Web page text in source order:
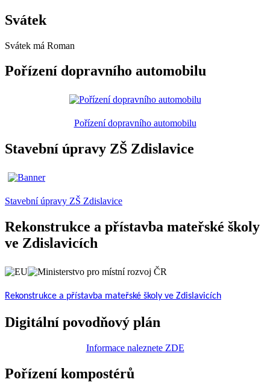
Svátek
Svátek má Roman
Pořízení dopravního automobilu
Pořízení dopravního automobilu
Stavební úpravy ZŠ Zdislavice
Stavební úpravy ZŠ Zdislavice
Rekonstrukce a přístavba mateřské školy
ve Zdislavicích
Rekonstrukce a přístavba mateřské školy ve Zdislavicích
Digitální povodňový plán
Informace naleznete ZDE
Pořízení kompostérů